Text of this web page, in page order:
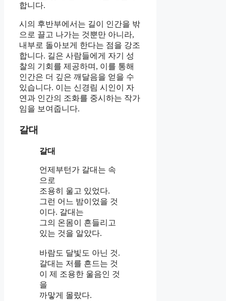
합니다.
시의 후반부에서는 길이 인간을 밖
으로 끌고 나가는 것뿐만 아니라,
내부로 돌아보게 한다는 점을 강조
합니다. 길은 사람들에게 자기 성
찰의 기회를 제공하며, 이를 통해
인간은 더 깊은 깨달음을 얻을 수
있습니다. 이는 신경림 시인이 자
연과 인간의 조화를 중시하는 작가
임을 보여줍니다.
갈대
갈대
언제부턴가 갈대는 속
으로
조용히 울고 있었다.
그런 어느 밤이었을 것
이다. 갈대는
그의 온몸이 흔들리고
있는 것을 알았다.
바람도 달빛도 아닌 것.
갈대는 저를 흔드는 것
이 제 조용한 울음인 것
을
까맣게 몰랐다.